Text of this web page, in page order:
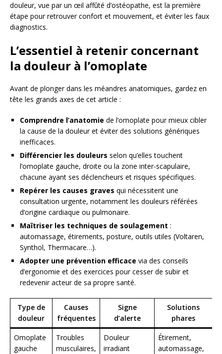
douleur, vue par un œil affûté d’ostéopathe, est la première
étape pour retrouver confort et mouvement, et éviter les faux
diagnostics.
L’essentiel à retenir concernant
la douleur à l’omoplate
Avant de plonger dans les méandres anatomiques, gardez en
tête les grands axes de cet article :
Comprendre l’anatomie de l’omoplate pour mieux cibler
la cause de la douleur et éviter des solutions génériques
inefficaces.
Différencier les douleurs selon qu’elles touchent
l’omoplate gauche, droite ou la zone inter-scapulaire,
chacune ayant ses déclencheurs et risques spécifiques.
Repérer les causes graves qui nécessitent une
consultation urgente, notamment les douleurs référées
d’origine cardiaque ou pulmonaire.
Maîtriser les techniques de soulagement :
automassage, étirements, posture, outils utiles (Voltaren,
Synthol, Thermacare…).
Adopter une prévention efficace via des conseils
d’ergonomie et des exercices pour cesser de subir et
redevenir acteur de sa propre santé.
Type de
douleur
Causes
fréquentes
Signe
d’alerte
Solutions
phares
Omoplate
gauche
Troubles
musculaires,
Douleur
irradiant
Étirement,
automassage,